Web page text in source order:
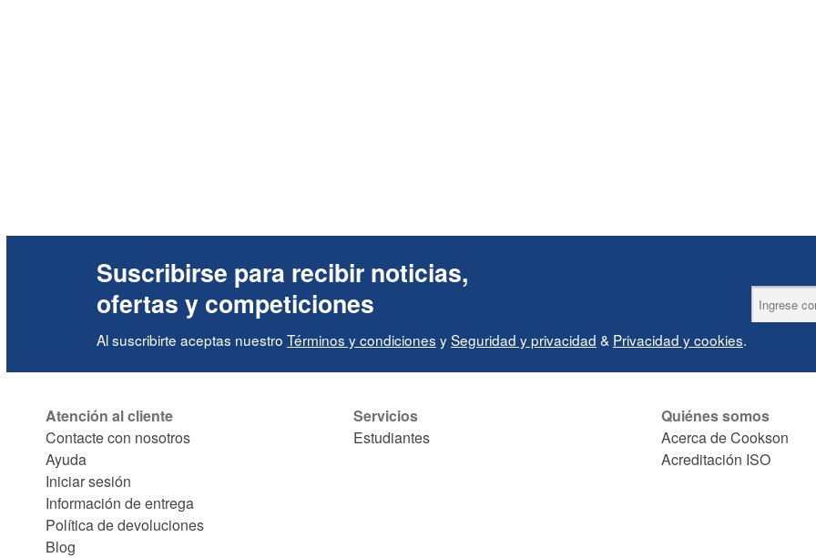
Suscribirse para recibir noticias,
ofertas y competiciones
Al suscribirte aceptas nuestro Términos y condiciones ySeguridad y privacidad & Privacidad y cookies.
Atención al cliente
Contacte con nosotros
Ayuda
Iniciar sesión
Información de entrega
Política de devoluciones
Blog
Servicios
Estudiantes
Quiénes somos
Acerca de Cookson
Acreditación ISO